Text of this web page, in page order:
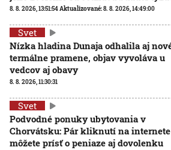
8. 8. 2026, 13:51:54Aktualizované:8. 8. 2026, 14:49:00
Svet
Nízka hladina Dunaja odhalila aj
termálne pramene, objav vyvoláva u
vedcov aj obavy
8. 8. 2026, 11:30:31
Svet
Podvodné ponuky ubytovania v
Chorvátsku: Pár kliknutí na
môžete prísť o peniaze aj dovolenku